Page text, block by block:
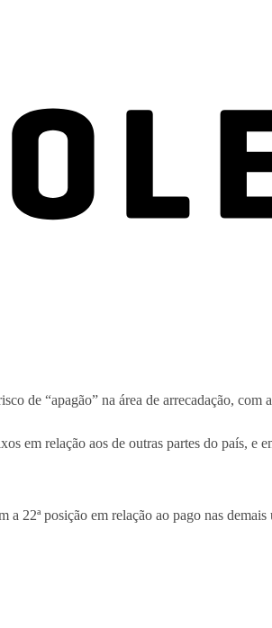
de “apagão” na área de arrecadação, com
em relação aos de outras partes do país, e
22ª posição em relação ao pago nas demais